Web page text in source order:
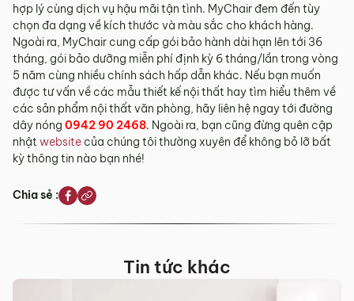
hợp lý cùng dịch vụ hậu mãi tận tình. MyChair đem đến tùy
chọn đa dạng về kích thước và màu sắc cho khách hàng.
Ngoài ra, MyChair cung cấp gói bảo hành dài hạn lên tới 36
tháng, gói bảo dưỡng miễn phí định kỳ 6 tháng/lần trong vòng
5 năm cùng nhiều chính sách hấp dẫn khác. Nếu bạn muốn
được tư vấn về các mẫu thiết kế nội thất hay tìm hiểu thêm về
các sản phẩm nội thất văn phòng, hãy liên hệ ngay tới đường
dây nóng 0942 90 2468. Ngoài ra, bạn cũng đừng quên cập
nhật website của chúng tôi thường xuyên để không bỏ lỡ bất
kỳ thông tin nào bạn nhé!
Chia sẻ :
Tin tức khác